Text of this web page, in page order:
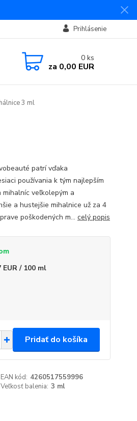
Prihlásenie
0 ks
za 0,00 EUR
3 ml
patrí vďaka
používania k tým najlepším
veľkolepým a
a hustejšie mihalnice už za 4
poškodených m... celý popis
EUR / 100 ml
Pridať do košíka
EAN kód: 4260517559996
Veľkosť balenia: 3 ml